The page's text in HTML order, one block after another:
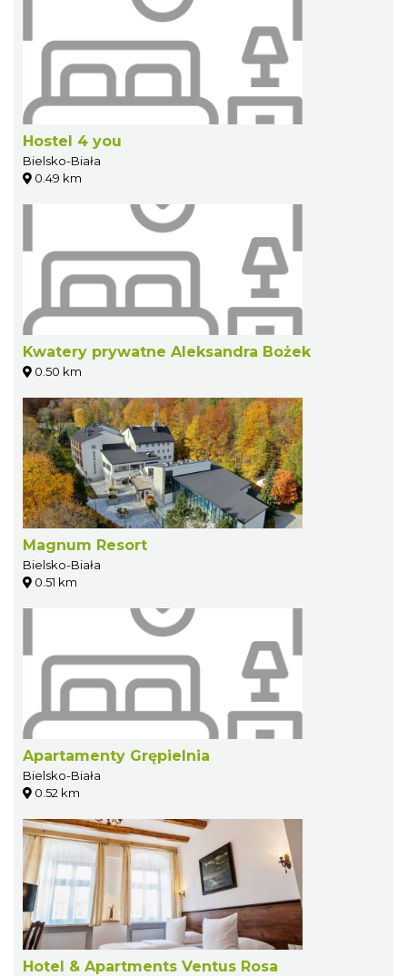
Hostel 4 you
Bielsko-Biała
0.49 km
Kwatery prywatne Aleksandra Bożek
0.50 km
Magnum Resort
Bielsko-Biała
0.51 km
Apartamenty Grępielnia
Bielsko-Biała
0.52 km
Hotel & Apartments Ventus Rosa